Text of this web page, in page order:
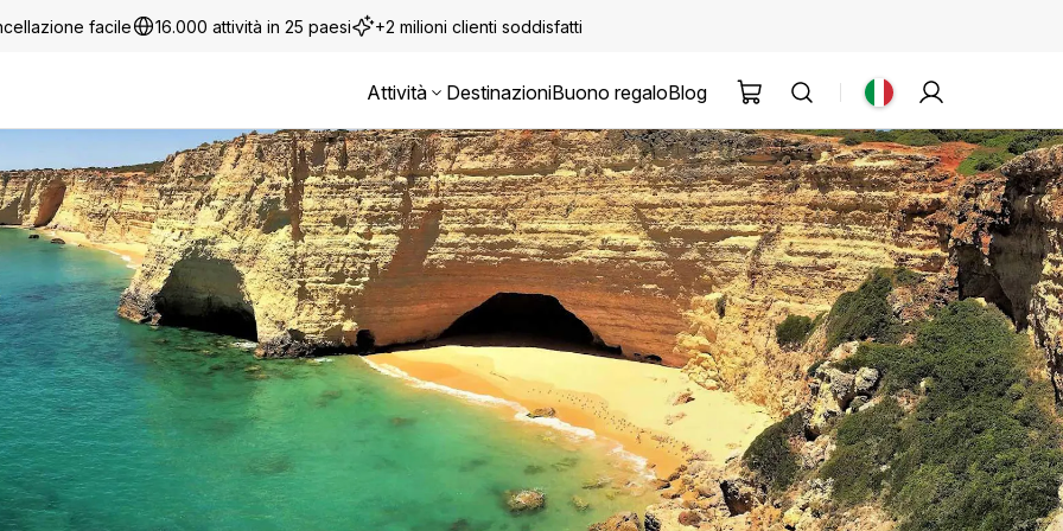
facile 16.000 attività in 25 paesi +2 milioni clienti soddisfatti
Attività DestinazioniBuono regaloBlog